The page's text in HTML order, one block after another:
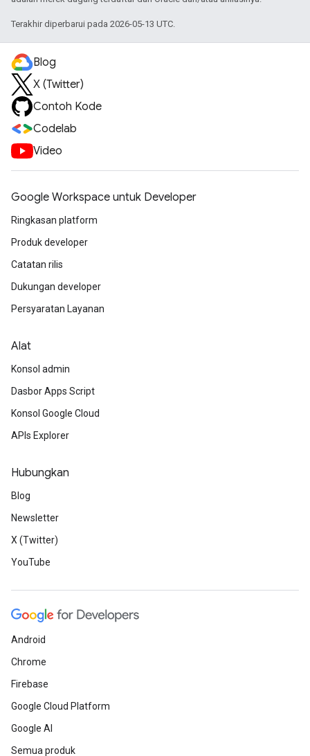
Terakhir diperbarui pada 2026-05-13 UTC.
Blog
X (Twitter)
Contoh Kode
Codelab
Video
Google Workspace untuk Developer
Ringkasan platform
Produk developer
Catatan rilis
Dukungan developer
Persyaratan Layanan
Alat
Konsol admin
Dasbor Apps Script
Konsol Google Cloud
APIs Explorer
Hubungkan
Blog
Newsletter
X (Twitter)
YouTube
Android
Chrome
Firebase
Google Cloud Platform
Google AI
Semua produk